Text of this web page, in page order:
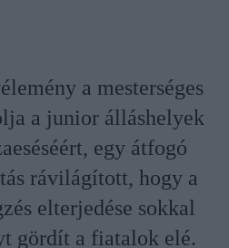
a mesterséges
a junior álláshelyek
egy átfogó
rávilágított, hogy a
elterjedése sokkal
gördít a fiatalok elé.